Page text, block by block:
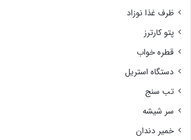
ظرف غذا نوزاد
پتو کارترز
قطره خواب
دستگاه استریل
تب سنج
سر شیشه
خمیر دندان